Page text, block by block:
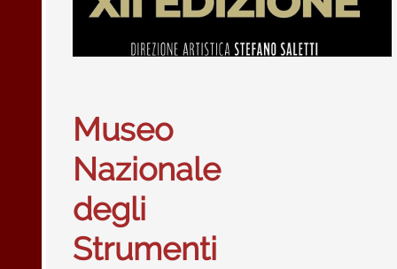
Museo
Nazionale
degli
Strumenti